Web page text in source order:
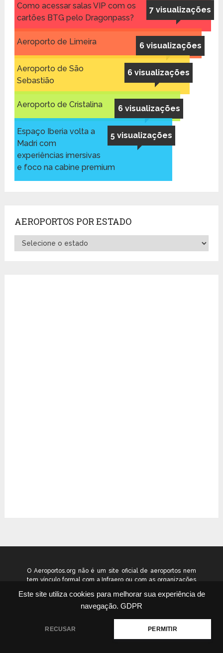
Este site utiliza cookies para melhorar sua experiência de
navegação. GDPR
RECUSAR PERMITIR
7 visualizações
Como acessar salas VIP com os
cartões BTG pelo Dragonpass?
6 visualizações
Aeroporto de Limeira
6 visualizações
Aeroporto de São
Sebastião
6 visualizações
Aeroporto de Cristalina
5 visualizações
Espaço Iberia volta a
Madri com
experiências imersivas
e foco na cabine premium
AEROPORTOS POR ESTADO
Aeroportos
por
O Aeroportos.org não é um site oficial de aeroportos nem
tem vínculo formal com a Infraero ou com as organizações
como um guia independente de informação voltado ao
público geral. © 2026 aeroportos.org – Todos os direitos